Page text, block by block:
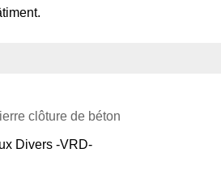
clôture de béton
Divers -VRD-